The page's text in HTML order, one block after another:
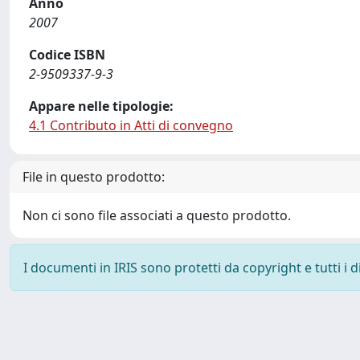
2007
Codice ISBN
2-9509337-9-3
Appare nelle tipologie:
4.1 Contributo in Atti di convegno
File in questo prodotto:
Non ci sono file associati a questo prodotto.
I documenti in IRIS sono protetti da copyright e tutti i